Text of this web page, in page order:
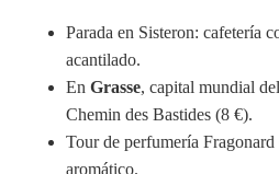
Parada en Sisteron: cafetería
acantilado.
En Grasse, capital mundial
Chemin des Bastides (8 €).
Tour de perfumería
aromático.